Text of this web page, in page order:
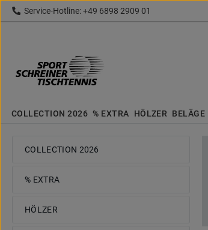
Hauptinhalt springen
Zur Suche springen
Zur Hauptnavigation springen
Service-Hotline: +49 6898 2909 01
COLLECTION 2026 % EXTRA HÖLZER BELÄGE
COLLECTION 2026
% EXTRA
HÖLZER